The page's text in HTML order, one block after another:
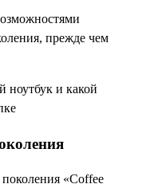
прежде чем
ноутбук и какой
«Coffee